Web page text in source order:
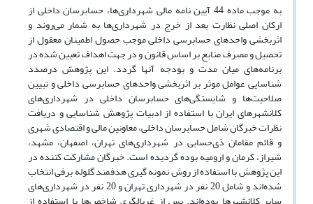
به موجب ماده 44 آیین نامه مالی شهرداری‌ها، حسابرسان داخلی از
ارکان اصلی نظارت بعد از خرج در شهرداری‌ها به شمار می‌روند و
اثربخشی واحدهای حسابرسی داخلی موجب حصول اطمینان معقول از
تحصیل و مصرف منابع بر اساس قانون و در جهت اهداف تعیین شده در
برنامه‌های میان مدت و بودجه آنها گردد. این پژوهش درصدد
شناسایی عوامل موثر بر اثربخشی واحدهای حسابرسی داخلی و تبیین
صلاحیت‌ها و شایستگی‌های حسابرسان داخلی در شهرداری‌های
کلانشهرهای ایران با استفاده از ادبیات پژوهش شناسایی و دریافت
نظرات خبرگان شامل حسابرسان داخلی، معاونین مالی و اقتصادی شهری
و قائم مقامان ذی‌حسابی در شهرداری‌های تهران، اصفهان، مشهد،
شیراز، کرمان و ارومیه بوده گردیده است. خبرگان مشارکت کننده در
این پژوهش با استفاده از روش نمونه گیری هدفمند گلوله برفی انتخاب
شده‌اند و شامل 20 نفر در شهرداری تهران و 20 نفر در شهرداری‌های